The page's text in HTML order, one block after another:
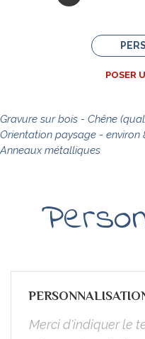
POSER
Gravure sur bois - Chêne
Orientation paysage - environ
Anneaux métalliques